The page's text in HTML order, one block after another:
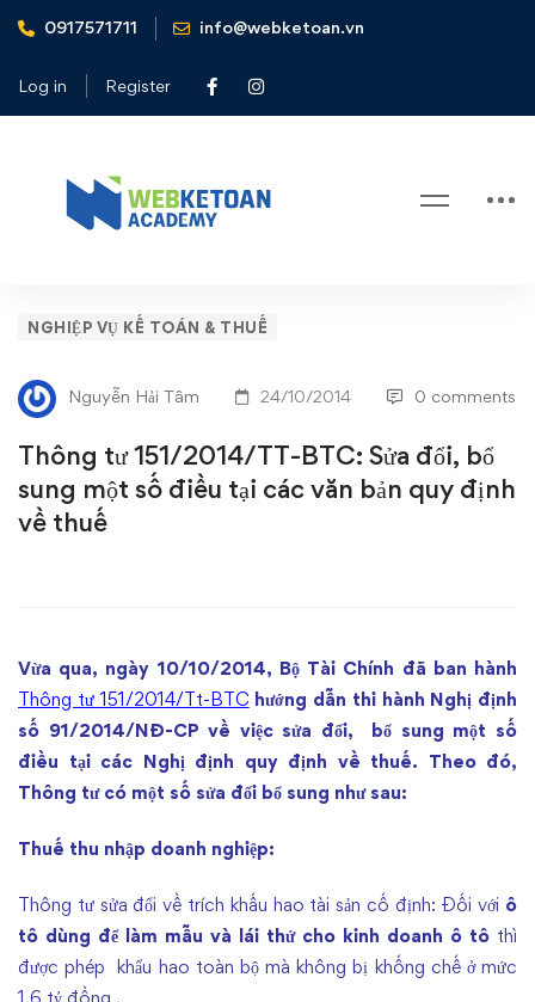
0917571711 info@webketoan.vn
Log in Register
Home
Nghiệp vụ Kế toán & Thuế
tại các văn bản quy định về thuế
Thông
tư
151/2014/TT-
BTC:
Sửa
bổ
sung
một
số
điều
tại
các
NGHIỆP VỤ KẾ TOÁN & THUẾ
Nguyễn Hải Tâm 24/10/2014 0 comments
Thông tư 151/2014/TT-BTC: Sửa đổi, bổ
sung một số điều tại các văn bản quy định
về thuế
Vừa qua, ngày 10/10/2014, Bộ Tài Chính đã ban hành
Thông tư 151/2014/Tt-BTC hướng dẫn thi hành Nghị định
số 91/2014/NĐ-CP về việc sửa đổi, bổ sung một số
điều tại các Nghị định quy định về thuế. Theo đó,
Thông tư có một số sửa đổi bổ sung như sau:
Thuế thu nhập doanh nghiệp:
Thông tư sửa đổi về trích khấu hao tài sản cố định: Đối với ô
tô dùng để làm mẫu và lái thử cho kinh doanh ô tô thì
được phép khẩu hao toàn bộ mà không bị khống chế ở mức